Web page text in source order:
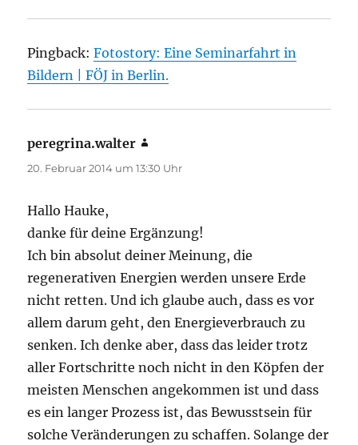
Pingback:Fotostory: Eine Seminarfahrt in
Bildern | FÖJ in Berlin.
peregrina.walter
20. Februar 2014 um 13:30 Uhr
Hallo Hauke,
danke für deine Ergänzung!
Ich bin absolut deiner Meinung, die
regenerativen Energien werden unsere Erde
nicht retten. Und ich glaube auch, dass es vor
allem darum geht, den Energieverbrauch zu
senken. Ich denke aber, dass das leider trotz
aller Fortschritte noch nicht in den Köpfen der
meisten Menschen angekommen ist und dass
es ein langer Prozess ist, das Bewusstsein für
solche Veränderungen zu schaffen. Solange der